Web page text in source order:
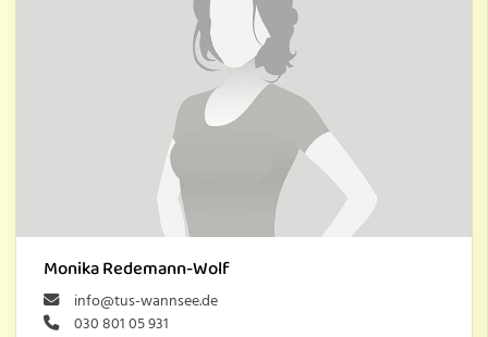
Monika Redemann-Wolf
info@tus-wannsee.de
030 801 05 931